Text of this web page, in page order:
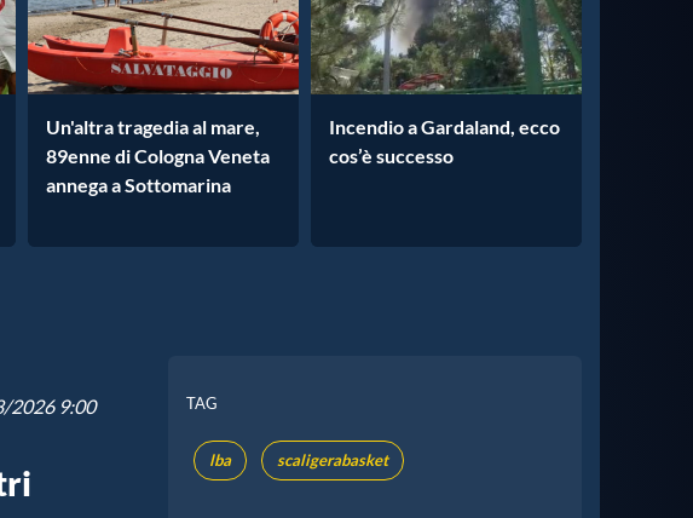
Un'altra tragedia al mare,
89enne di Cologna Veneta
annega a Sottomarina
Incendio a Gardaland, ecco
cos’è successo
2026 9:00 TAG
lba scaligerabasket